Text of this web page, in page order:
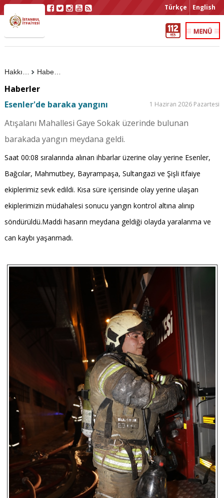
Türkçe English
Haberler
Haberler
Esenler'de baraka yangını
1 Haziran 2026 Pazartesi
Atışalanı Mahallesi Gaye Sokak üzerinde bulunan
barakada yangın meydana geldi.
Saat 00:08 sıralarında alınan ihbarlar üzerine olay yerine Esenler,
Bağcılar, Mahmutbey, Bayrampaşa, Sultangazi ve Şişli itfaiye
ekiplerimiz sevk edildi. Kısa süre içerisinde olay yerine ulaşan
ekiplerimizin müdahalesi sonucu yangın kontrol altına alınıp
söndürüldü.Maddi hasarın meydana geldiği olayda yaralanma ve
can kaybı yaşanmadı.